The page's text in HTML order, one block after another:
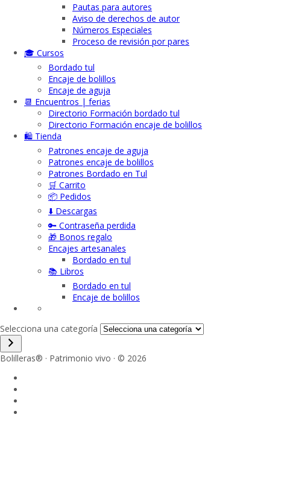
Pautas para autores
Aviso de derechos de autor
Números Especiales
Proceso de revisión por pares
🎓 Cursos
Bordado tul
Encaje de bolillos
Encaje de aguja
📆 Encuentros | ferias
Directorio Formación bordado tul
Directorio Formación encaje de bolillos
🛍️ Tienda
Patrones encaje de aguja
Patrones encaje de bolillos
Patrones Bordado en Tul
🛒 Carrito
📦 Pedidos
⬇️ Descargas
🔑 Contraseña perdida
🎁 Bonos regalo
Encajes artesanales
Bordado en tul
📚 Libros
Bordado en tul
Encaje de bolillos
Selecciona una categoría
Bolilleras® · Patrimonio vivo · © 2026